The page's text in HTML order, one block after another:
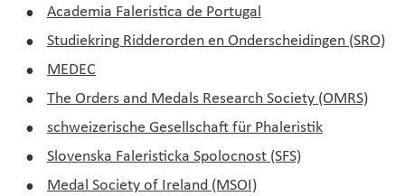
• Academia Faleristica de Portugal
• Studiekring Ridderorden en Onderscheidingen (SRO)
• MEDEC
• The Orders and Medals Research Society (OMRS)
• schweizerische Gesellschaft für Phaleristik
• Slovenska Faleristicka Spolocnost (SFS)
• Medal Society of Ireland (MSOI)